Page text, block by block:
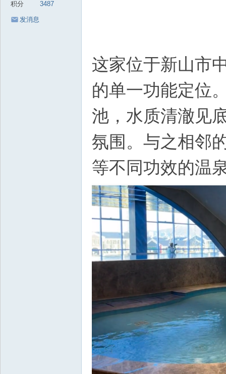
积分 3487
发消息
这家位于新山市
的单一功能定位
池，水质清澈见
氛围。与之相邻
等不同功效的温